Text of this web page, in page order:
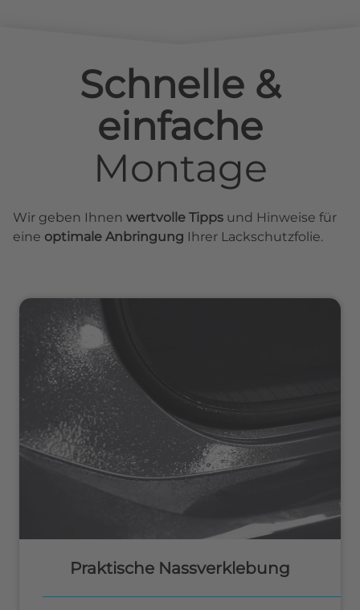
Schnelle &
einfache
Montage
Wir geben Ihnen wertvolle Tipps und Hinweise für
eine optimale Anbringung Ihrer Lackschutzfolie.
Praktische Nassverklebung